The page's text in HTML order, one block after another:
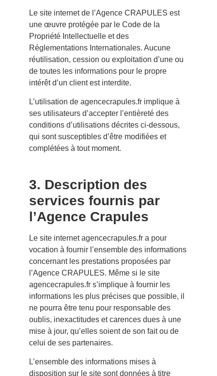
Le site internet de l’Agence CRAPULES est
une œuvre protégée par le Code de la
Propriété Intellectuelle et des
Réglementations Internationales. Aucune
réutilisation, cession ou exploitation d’une ou
de toutes les informations pour le propre
intérêt d’un client est interdite.
L’utilisation de agencecrapules.frimplique à
ses utilisateurs d’accepter l’entièreté des
conditions d’utilisations décrites ci-dessous,
qui sont susceptibles d’être modifiées et
complétées à tout moment.
3. Description des
services fournis par
l’Agence Crapules
Le site internetagencecrapules.fra pour
vocation à fournir l’ensemble des informations
concernant les prestations proposées par
l’Agence CRAPULES. Même si le site
agencecrapules.frs’implique à fournir les
informations les plus précises que possible, il
ne pourra être tenu pour responsable des
oublis, inexactitudes et carences dues à une
mise à jour, qu’elles soient de son fait ou de
celui de ses partenaires.
L’ensemble des informations mises à
disposition sur le site sont données à titre